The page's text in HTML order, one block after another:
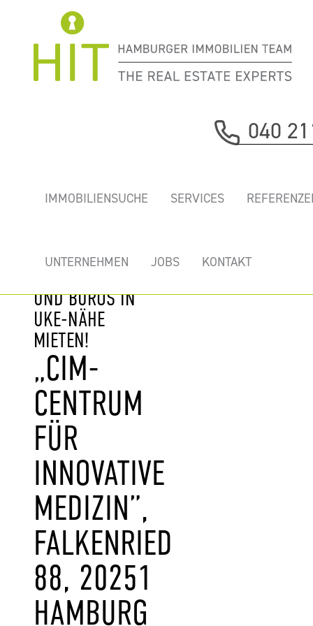
040
IMMOBILIENSUCHE SERVICES
UNTERNEHMEN JOBS KONTAKT
„CIM-CENTRUM
LABORE,
UND BÜROS IN
UKE-NÄHE
MIETEN!
„CIM-
CENTRUM
FÜR
INNOVATIVE
MEDIZIN”,
FALKENRIED
88, 20251
HAMBURG